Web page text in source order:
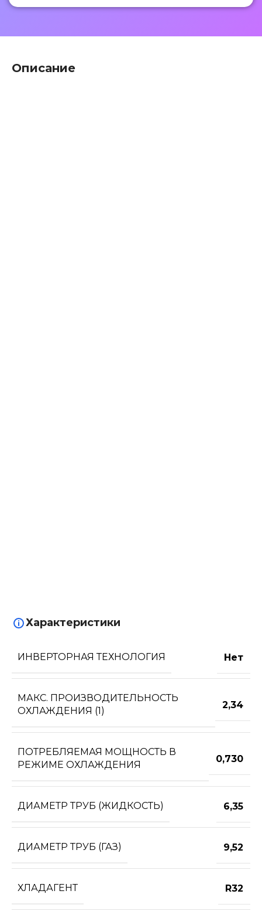
Описание
Характеристики
ИНВЕРТОРНАЯ ТЕХНОЛОГИЯ Нет
МАКС. ПРОИЗВОДИТЕЛЬНОСТЬ
ОХЛАЖДЕНИЯ (1)
2,34
ПОТРЕБЛЯЕМАЯ МОЩНОСТЬ В
РЕЖИМЕ ОХЛАЖДЕНИЯ
0,730
ДИАМЕТР ТРУБ (ЖИДКОСТЬ) 6,35
ДИАМЕТР ТРУБ (ГАЗ) 9,52
ХЛАДАГЕНТ R32